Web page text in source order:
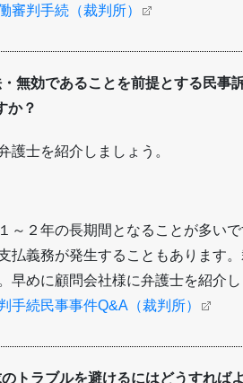
審判手続（裁判所）
無効であることを前提とする民事
か？
護士を紹介しましょう。
～２年の長期間となることが多い
払義務が発生することもあります
早めに顧問会社様に弁護士を紹介し
手続民事事件Q&A（裁判所）
トラブルを避けるにはどうすれば